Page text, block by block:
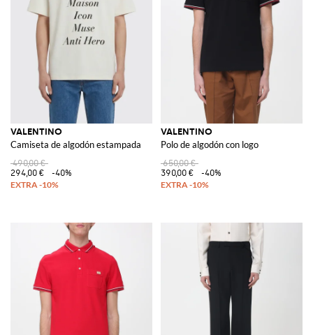
VALENTINO
Camiseta de algodón estampada
490,00 €
294,00 €
-40%
VALENTINO
Polo de algodón con logo
650,00 €
390,00 €
-40%